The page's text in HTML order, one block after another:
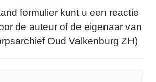
formulier kunt u een reactie
de auteur of de eigenaar van
Oud Valkenburg ZH)